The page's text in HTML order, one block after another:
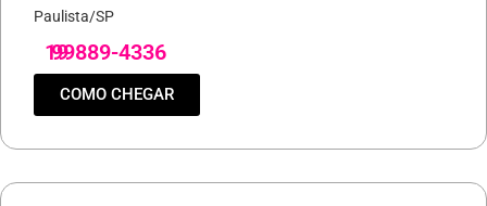
Paulista/SP
19
99889-4336
COMO CHEGAR